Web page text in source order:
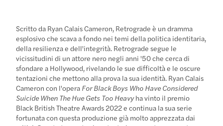
Scritto da Ryan Calais Cameron, Retrograde è un dramma
esplosivo che scava a fondo nei temi della politica identitaria,
della resilienza e dell'integrità. Retrograde segue le
vicissitudini di un attore nero negli anni '50 che cerca di
sfondare a Hollywood, rivelando le sue difficoltà e le oscure
tentazioni che mettono alla prova la sua identità. Ryan Calais
Cameron con l'opera For Black Boys Who Have Considered
Suicide When The Hue Gets Too Heavyha vinto il premio
Black British Theatre Awards 2022 e continua la sua serie
fortunata con questa produzione già molto apprezzata dai